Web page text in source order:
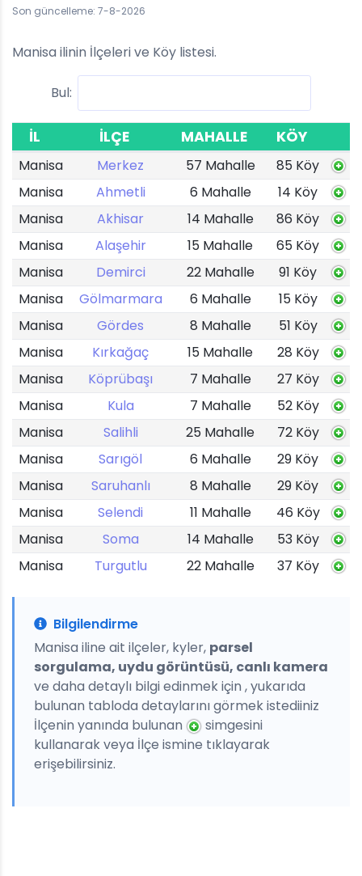
Son güncelleme: 7-8-2026
Manisa ilinin İlçeleri ve Köy listesi.
Bul:
İL İLÇE MAHALLE KÖY
Manisa Merkez 57 Mahalle
85 Köy
Manisa
Ahmetli 6 Mahalle
14 Köy
Manisa
Akhisar 14 Mahalle
86 Köy
Manisa
Alaşehir 15 Mahalle
65 Köy
Manisa
Demirci 22 Mahalle
91 Köy
Manisa
Gölmarmara 6 Mahalle
15 Köy
Manisa
Gördes 8 Mahalle
51 Köy
Manisa
Kırkağaç 15 Mahalle
28 Köy
Manisa
Köprübaşı 7 Mahalle
27 Köy
Manisa
Kula 7 Mahalle
52 Köy
Manisa
Salihli 25 Mahalle
72 Köy
Manisa
Sarıgöl 6 Mahalle
29 Köy
Manisa
Saruhanlı 8 Mahalle
29 Köy
Manisa
Selendi 11 Mahalle
46 Köy
Manisa
Soma 14 Mahalle
53 Köy
Manisa
Turgutlu 22 Mahalle 37 Köy
Bilgilendirme
Manisa iline ait ilçeler, kyler, parsel
sorgulama, uydu görüntüsü, canlı kamera
ve daha detaylı bilgi edinmek için , yukarıda
bulunan tabloda detaylarını görmek istediiniz
İlçenin yanında bulunan
simgesini
kullanarak veya İlçe ismine tıklayarak
erişebilirsiniz.